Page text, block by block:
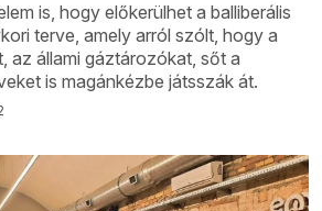
is, hogy előkerülhet a balliberális
terve, amely arról szólt, hogy a
az állami gáztározókat, sőt a
is magánkézbe játsszák át.